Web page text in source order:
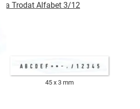
Trodat Alfabet 3/12
45 x 3 mm